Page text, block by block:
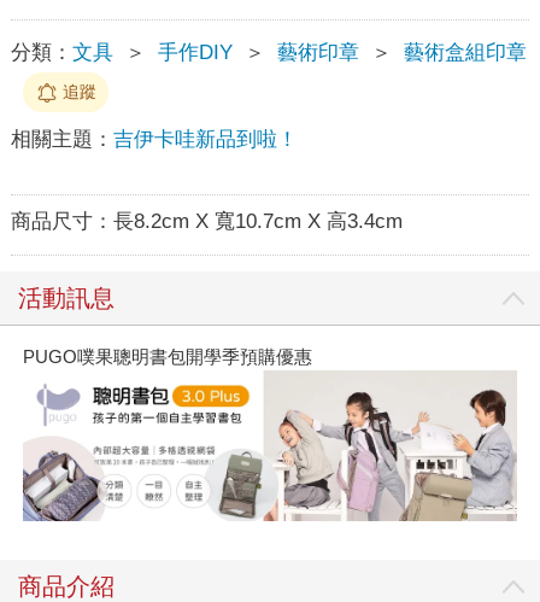
分類： 文具 ＞ 手作DIY ＞ 藝術印章 ＞ 藝術盒組印章
追蹤
相關主題： 吉伊卡哇新品到啦！
商品尺寸： 長8.2cm X 寬10.7cm X 高3.4cm
活動訊息
PUGO噗果聰明書包開學季預購優惠
商品介紹